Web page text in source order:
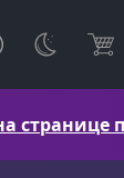
странице